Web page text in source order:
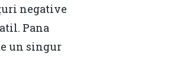
negative
Pana
un singur